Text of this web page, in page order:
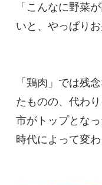
「こんなに野菜
いと、やっぱりお
「鶏肉」では残
たものの、代わ
市がトップとな
時代によって変